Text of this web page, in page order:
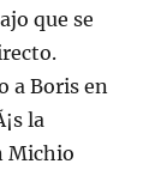
que se
a Boris en
la
Michio